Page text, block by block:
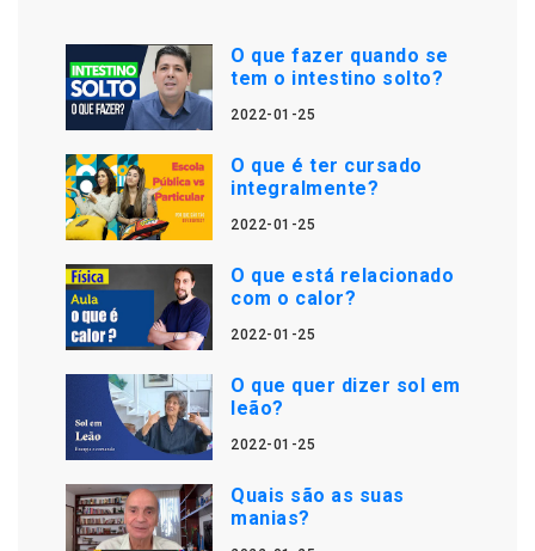
O que fazer quando se
tem o intestino solto?
2022-01-25
O que é ter cursado
integralmente?
2022-01-25
O que está relacionado
com o calor?
2022-01-25
O que quer dizer sol em
leão?
2022-01-25
Quais são as suas
manias?